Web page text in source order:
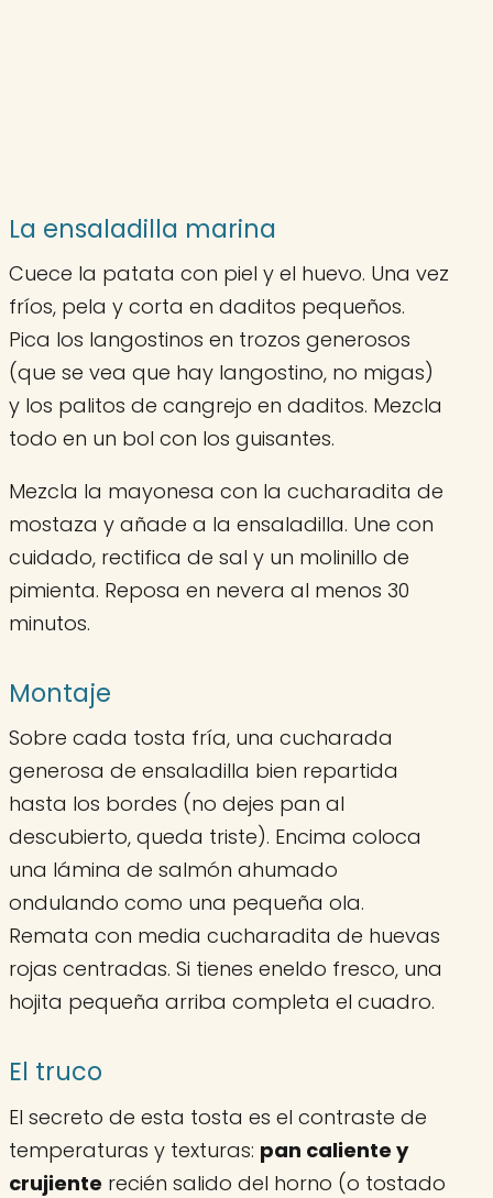
La ensaladilla marina
Cuece la patata con piel y el huevo. Una vez
fríos, pela y corta en daditos pequeños.
Pica los langostinos en trozos generosos
(que se vea que hay langostino, no migas)
y los palitos de cangrejo en daditos. Mezcla
todo en un bol con los guisantes.
Mezcla la mayonesa con la cucharadita de
mostaza y añade a la ensaladilla. Une con
cuidado, rectifica de sal y un molinillo de
pimienta. Reposa en nevera al menos 30
minutos.
Montaje
Sobre cada tosta fría, una cucharada
generosa de ensaladilla bien repartida
hasta los bordes (no dejes pan al
descubierto, queda triste). Encima coloca
una lámina de salmón ahumado
ondulando como una pequeña ola.
Remata con media cucharadita de huevas
rojas centradas. Si tienes eneldo fresco, una
hojita pequeña arriba completa el cuadro.
El truco
El secreto de esta tosta es el contraste de
temperaturas y texturas: pan caliente y
crujiente recién salido del horno (o tostado